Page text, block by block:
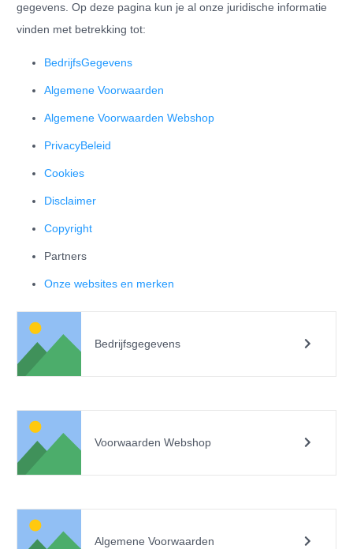
gegevens. Op deze pagina kun je al onze juridische informatie
vinden met betrekking tot:
BedrijfsGegevens
Algemene Voorwaarden
Algemene Voorwaarden Webshop
PrivacyBeleid
Cookies
Disclaimer
Copyright
Partners
Onze websites en merken
Bedrijfsgegevens
Voorwaarden Webshop
Algemene Voorwaarden